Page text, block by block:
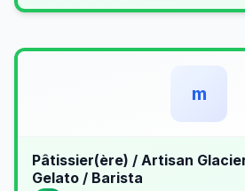
m
Pâtissier(ère) / Artisan
Gelato / Barista